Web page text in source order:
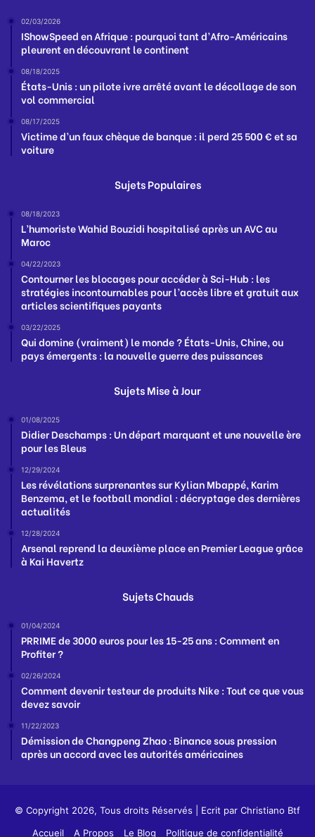
02/03/2026
IShowSpeed en Afrique : pourquoi tant d’Afro-Américains
pleurent en découvrant le continent
08/18/2025
États-Unis : un pilote ivre arrêté avant le décollage de son
vol commercial
08/17/2025
Victime d’un faux chèque de banque : il perd 25 500 € et sa
voiture
Sujets Populaires
08/18/2023
L’humoriste Wahid Bouzidi hospitalisé après un AVC au
Maroc
04/22/2023
Contourner les blocages pour accéder à Sci-Hub : les
stratégies incontournables pour l’accès libre et gratuit aux
articles scientifiques payants
03/22/2025
Qui domine (vraiment) le monde ? États-Unis, Chine, ou
pays émergents : la nouvelle guerre des puissances
Sujets Mise à Jour
01/08/2025
Didier Deschamps : Un départ marquant et une nouvelle ère
pour les Bleus
12/29/2024
Les révélations surprenantes sur Kylian Mbappé, Karim
Benzema, et le football mondial : décryptage des dernières
actualités
12/28/2024
Arsenal reprend la deuxième place en Premier League grâce
à Kai Havertz
Sujets Chauds
01/04/2024
PRRIME de 3000 euros pour les 15-25 ans : Comment en
Profiter ?
02/26/2024
Comment devenir testeur de produits Nike : Tout ce que vous
devez savoir
11/22/2023
Démission de Changpeng Zhao : Binance sous pression
après un accord avec les autorités américaines
© Copyright 2026, Tous droits Réservés | Ecrit par Christiano Btf
Accueil
A Propos Le Blog Politique de confidentialité